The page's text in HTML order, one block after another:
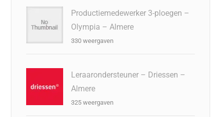
Productiemedewerker 3-ploegen –
Olympia – Almere
330 weergaven
Leraarondersteuner – Driessen –
Almere
325 weergaven